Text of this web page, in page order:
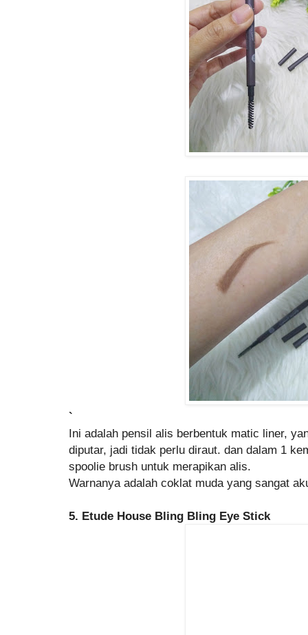
`
Ini adalah pensil alis berbentuk matic liner,
diputar, jadi tidak perlu diraut. dan dalam 1
spoolie brush untuk merapikan alis.
Warnanya adalah coklat muda yang sangat
5. Etude House Bling Bling Eye Stick